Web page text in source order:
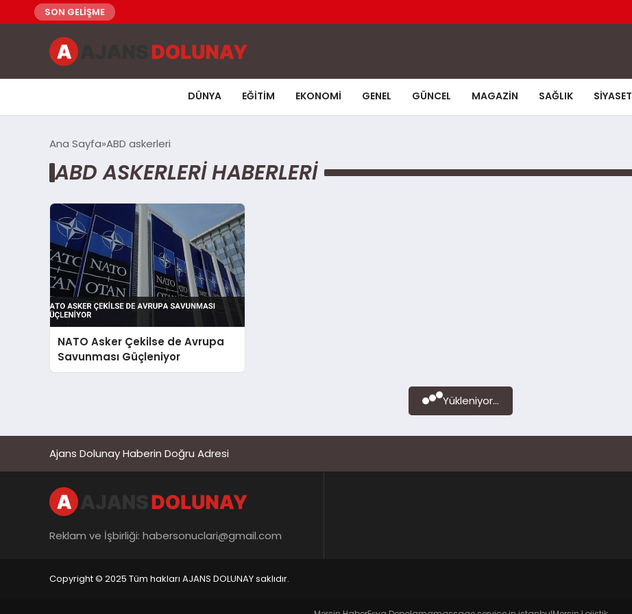
SON GELİŞME
DÜNYA EĞITIM EKONOMI GENEL GÜNCEL MAGAZIN SAĞLIK SIYASET
Ana Sayfa ABD askerleri
ABD ASKERLERI HABERLERI
NATO Asker Çekilse de Avrupa
Savunması Güçleniyor
Yükleniyor...
Ajans Dolunay Haberin Doğru Adresi
Reklam ve İşbirliği: habersonuclari@gmail.com
Copyright © 2025 Tüm hakları AJANS DOLUNAY saklıdır.